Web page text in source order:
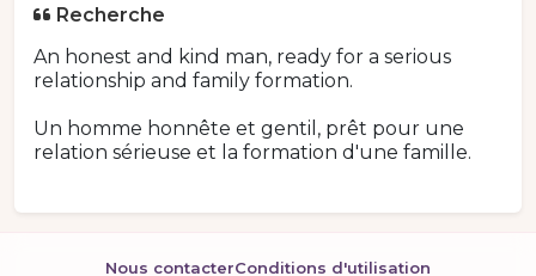
Recherche
An honest and kind man, ready for a serious
relationship and family formation.
Un homme honnête et gentil, prêt pour une
relation sérieuse et la formation d'une famille.
Nous contacterConditions d'utilisation